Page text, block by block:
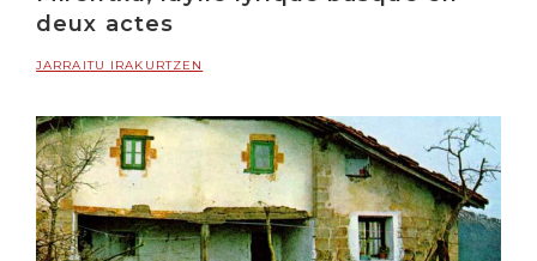
deux actes
JARRAITU IRAKURTZEN